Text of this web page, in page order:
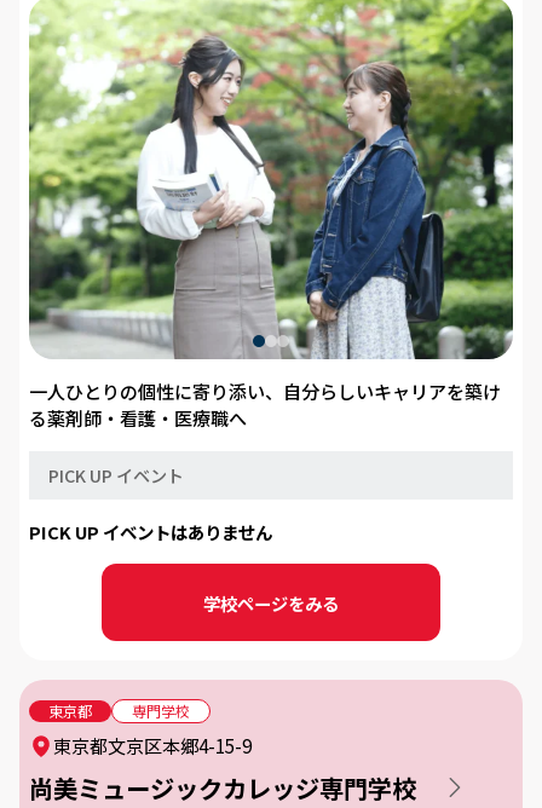
一人ひとりの個性に寄り添い、自分らしいキャリアを築け
る薬剤師・看護・医療職へ
PICK UP イベント
PICK UP イベントはありません
学校ページをみる
東京都 専門学校
尚美ミュージックカレッジ専門学校
東京都文京区本郷4-15-9